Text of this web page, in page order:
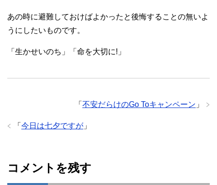
あの時に避難しておけばよかったと後悔することの無いよ
うにしたいものです。
「生かせいのち」「命を大切に!」
「 不安だらけのGo Toキャンペーン 」
「 今日は七夕ですが 」
コメントを残す